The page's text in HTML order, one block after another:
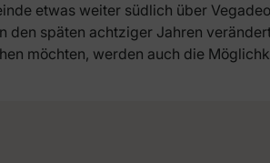
etwas weiter südlich über Vegadeo
den späten achtziger Jahren
möchten, werden auch die